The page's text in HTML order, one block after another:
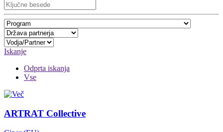
Iskanje
Odprta iskanja
Vse
ARTRAT Collective